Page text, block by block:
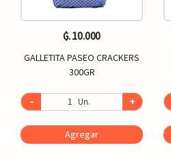
₲. 10.000
GALLETITA PASEO CRACKERS
300GR
- Un. +
Agregar